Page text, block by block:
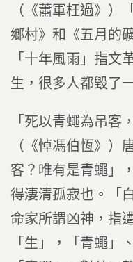
（《蕭軍枉過》）
鄉村》和《五月的
「十年風雨」指文
生，很多人都毀了
「死以青蠅為吊客
（《悼馮伯恆》）
客？唯有是青蠅」
得淒清孤寂也。「
命家所謂凶神，指
「生」，「青蠅」